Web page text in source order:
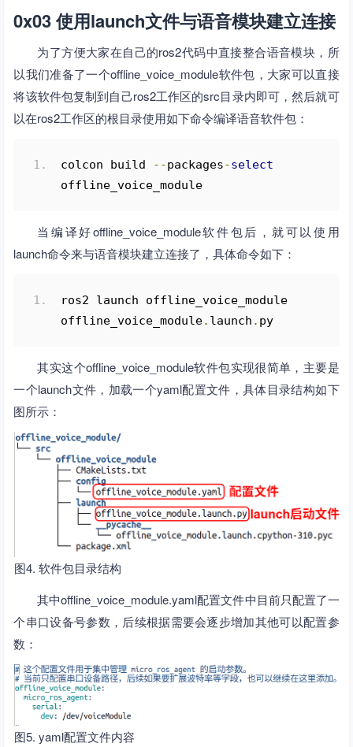
0x03 使用launch文件与语音模块建立连接
为了方便大家在自己的ros2代码中直接整合语音模块，所
以我们准备了一个offline_voice_module软件包，大家可以直接
将该软件包复制到自己ros2工作区的src目录内即可，然后就可
以在ros2工作区的根目录使用如下命令编译语音软件包：
colcon build --packages-select
offline_voice_module
当编译好offline_voice_module软件包后，就可以使用
launch命令来与语音模块建立连接了，具体命令如下：
ros2 launch offline_voice_module
offline_voice_module. launch . py
其实这个offline_voice_module软件包实现很简单，主要是
一个launch文件，加载一个yaml配置文件，具体目录结构如下
图所示：
图4. 软件包目录结构
其中offline_voice_module.yaml配置文件中目前只配置了一
个串口设备号参数，后续根据需要会逐步增加其他可以配置参
数：
图5. yaml配置文件内容